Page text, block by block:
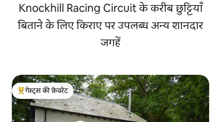
Knockhill Racing Circuit के करीब छुट्टियाँ
बिताने के लिए किराए पर उपलब्ध अन्य शानदार
जगहें
गेस्ट्स का टॉप फ़ेवरेट
गेस्ट्स की फ़ेवरेट